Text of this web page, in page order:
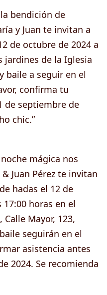
la bendición de
y Juan te invitan a
de octubre de 2024 a
jardines de la Iglesia
baile a seguir en el
confirma tu
de septiembre de
chic.”
noche mágica nos
Juan Pérez te invitan
hadas el 12 de
horas en el
Mayor, 123,
seguirán en el
asistencia antes
2024. Se recomienda